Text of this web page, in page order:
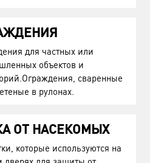
для частных или
объектов и
сваренные
в рулонах.
ОТ НАСЕКОМЫХ
которые используются на